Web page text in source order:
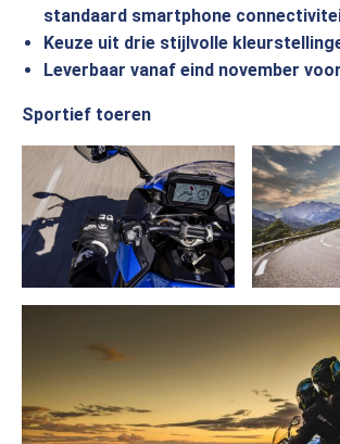
standaard smartphone
Keuze uit drie stijlvolle
Leverbaar vanaf eind november
Sportief toeren